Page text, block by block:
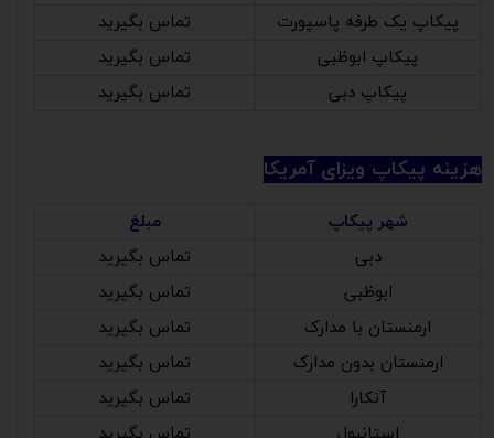
پیکاپ یک طرفه پاسپورت
تماس بگیرید
پیکاپ ابوظبی
تماس بگیرید
پیکاپ دبی
تماس بگیرید
هزینه پیکاپ ویزای آمریکا
شهر پیکاپ
مبلغ
دبی
تماس بگیرید
ابوظبی
تماس بگیرید
ارمنستان با مدارک
تماس بگیرید
ارمنستان بدون مدارک
تماس بگیرید
آنکارا
تماس بگیرید